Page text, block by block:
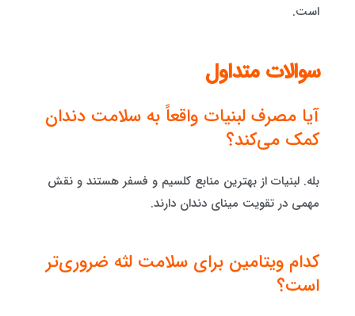
است.
سوالات متداول
آیا مصرف لبنیات واقعاً به سلامت دندان
کمک می‌کند؟
بله. لبنیات از بهترین منابع کلسیم و فسفر هستند و نقش
مهمی در تقویت مینای دندان دارند.
کدام ویتامین برای سلامت لثه ضروری‌تر
است؟